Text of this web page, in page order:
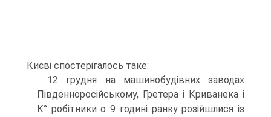
Києві спостерігалось таке:
12 грудня на машинобудівних заводах
Південноросійському, Гретера і Криванека і
К° робітники о 9 годині ранку розійшлися із